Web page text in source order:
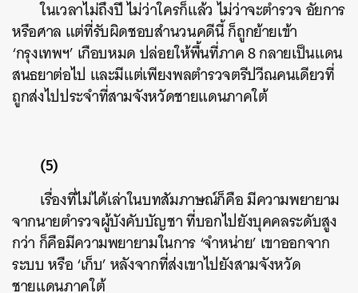
ในเวลาไม่ถึงปี ไม่ว่าใครก็แล้ว ไม่ว่าจะตำรวจ อัยการ
หรือศาล แต่ที่รับผิดชอบสำนวนคดีนี้ ก็ถูกย้ายเข้า
‘กรุงเทพฯ’ เกือบหมด ปล่อยให้พื้นที่ภาค 8 กลายเป็นแดน
สนธยาต่อไป และมีแต่เพียงพลตำรวจตรีปวีณคนเดียวที่
ถูกส่งไปประจำที่สามจังหวัดชายแดนภาคใต้
(5)
เรื่องที่ไม่ได้เล่าในบทสัมภาษณ์ก็คือ มีความพยายาม
จากนายตำรวจผู้บังคับบัญชา ที่บอกไปยังบุคคลระดับสูง
กว่า ก็คือมีความพยายามในการ ‘จำหน่าย’ เขาออกจาก
ระบบ หรือ ‘เก็บ’ หลังจากที่ส่งเขาไปยังสามจังหวัด
ชายแดนภาคใต้